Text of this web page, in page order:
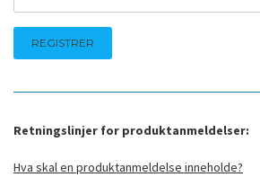
Retningslinjer for produktanmeldelser:
Hva skal en produktanmeldelse inneholde?